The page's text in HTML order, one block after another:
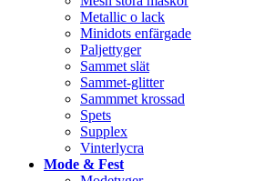
Metallic o lack
Minidots enfärgade
Paljettyger
Sammet slät
Sammet-glitter
Sammmet krossad
Spets
Supplex
Vinterlycra
Mode & Fest